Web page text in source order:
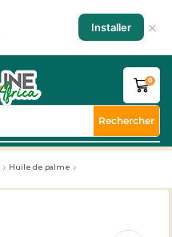
Rechercher
0
Huile de palme
Installer ×